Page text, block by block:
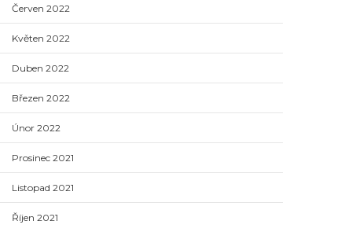
Červen 2022
Květen 2022
Duben 2022
Březen 2022
Únor 2022
Prosinec 2021
Listopad 2021
Říjen 2021